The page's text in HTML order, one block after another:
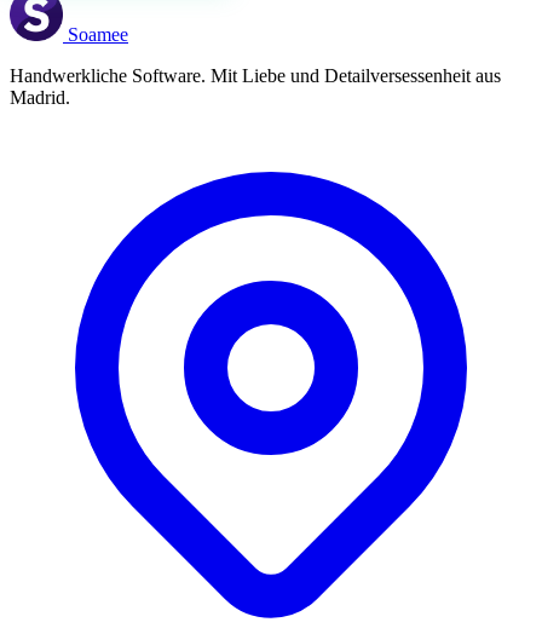
Soamee
Handwerkliche Software. Mit Liebe und Detailversessenheit aus
Madrid.